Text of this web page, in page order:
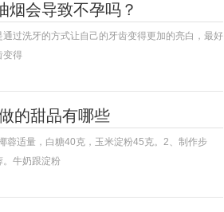
烟会导致不孕吗？
过洗牙的方式让自己的牙齿变得更加的亮白，最好
变得
的甜品有哪些
蓉适量，白糖40克，玉米淀粉45克。2、制作步
。牛奶跟淀粉